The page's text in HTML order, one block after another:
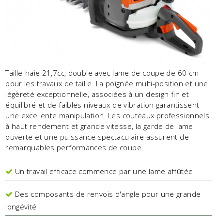
Taille-haie 21,7cc, double avec lame de coupe de 60 cm
pour les travaux de taille. La poignée multi-position et une
légèreté exceptionnelle, associées à un design fin et
équilibré et de faibles niveaux de vibration garantissent
une excellente manipulation. Les couteaux professionnels
à haut rendement et grande vitesse, la garde de lame
ouverte et une puissance spectaculaire assurent de
remarquables performances de coupe.
Un travail efficace commence par une lame affûtée
Des composants de renvois d'angle pour une grande
longévité